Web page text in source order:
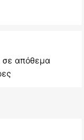
σε απόθεμα